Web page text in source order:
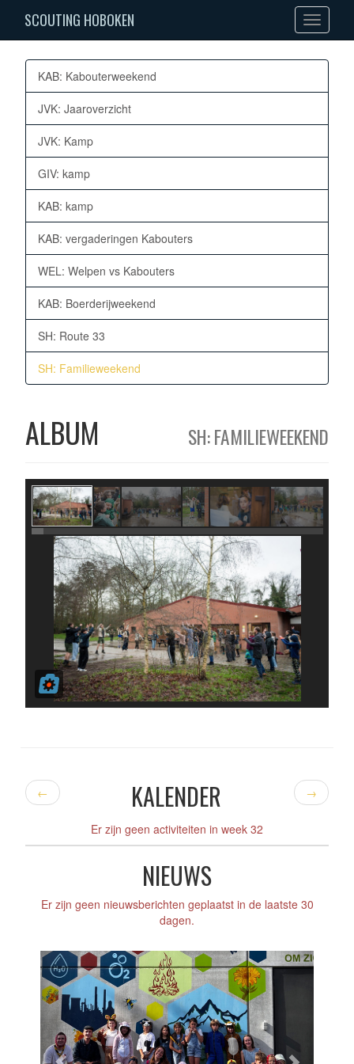
Toggle
navigation
SCOUTING HOBOKEN
KAB: Kabouterweekend
JVK: Jaaroverzicht
JVK: Kamp
GIV: kamp
KAB: kamp
KAB: vergaderingen Kabouters
WEL: Welpen vs Kabouters
KAB: Boerderijweekend
SH: Route 33
SH: Familieweekend
ALBUM SH: FAMILIEWEEKEND
← KALENDER →
Er zijn geen activiteiten in week 32
NIEUWS
Er zijn geen nieuwsberichten geplaatst in de laatste 30
dagen.